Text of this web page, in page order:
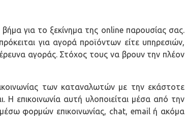
για το ξεκίνημα της online παρουσίας σας.
για αγορά προϊόντων είτε υπηρεσιών,
αγοράς. Στόχος τους να βρουν την πλέον
των καταναλωτών με την εκάστοτε
Η επικοινωνία αυτή υλοποιείται μέσα από την
μέσω φορμών επικοινωνίας, chat, email ή ακόμα